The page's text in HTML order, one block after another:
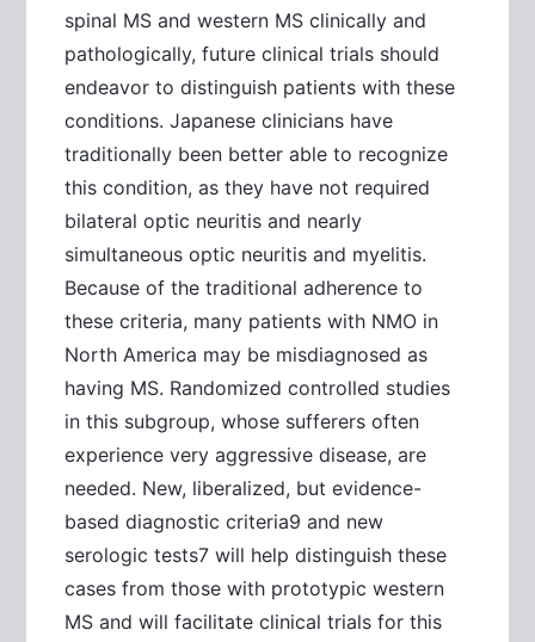
spinal MS and western MS clinically and
pathologically, future clinical trials should
endeavor to distinguish patients with these
conditions. Japanese clinicians have
traditionally been better able to recognize
this condition, as they have not required
bilateral optic neuritis and nearly
simultaneous optic neuritis and myelitis.
Because of the traditional adherence to
these criteria, many patients with NMO in
North America may be misdiagnosed as
having MS. Randomized controlled studies
in this subgroup, whose sufferers often
experience very aggressive disease, are
needed. New, liberalized, but evidence-
based diagnostic criteria9 and new
serologic tests7 will help distinguish these
cases from those with prototypic western
MS and will facilitate clinical trials for this